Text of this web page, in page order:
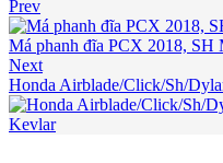
Prev
Má phanh đĩa PCX 2018, SH
Next
Honda Airblade/Click/Sh/